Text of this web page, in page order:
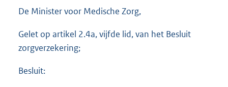
5
4
De Minister voor Medische Zorg,
Gelet op artikel 2.4a, vijfde lid, van het Besluit
zorgverzekering;
Besluit: